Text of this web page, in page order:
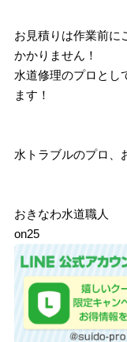
お見積りは作業前に
かかりません！
水道修理のプロとし
ます！
水トラブルのプロ、
おきなわ水道職人
on25